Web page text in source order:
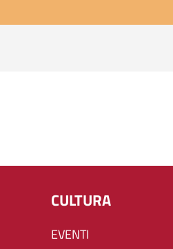
CULTURA
EVENTI